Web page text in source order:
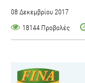
08 Δεκεμβρίου 2017
18144 Προβολές